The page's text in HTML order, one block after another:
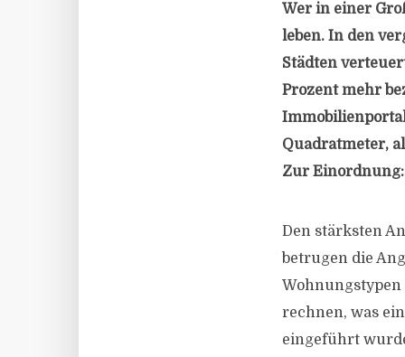
Wer in einer
leben. In den
Städten
Prozent mehr
Quadratmeter,
Zur
Den stärksten
betrugen die
rechnen, was
eingeführt